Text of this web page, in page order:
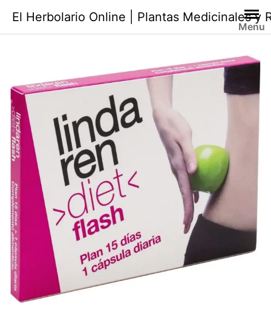
contenido
El Herbolario Online | Plantas Medicinales y
Menu